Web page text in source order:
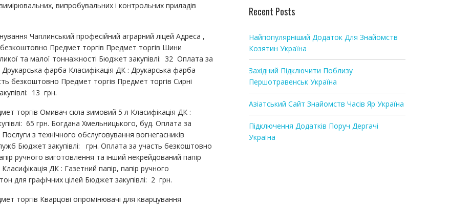
випробувальних і контрольних приладів
Чаплинський професійний аграрний ліцей Адреса ,
Предмет торгів Предмет торгів Шини
та малої тоннажності Бюджет закупівлі: 32 Оплата за
фарба Класифікація ДК : Друкарська фарба
безкоштовно Предмет торгів Предмет торгів Сирні
13 грн.
торгів Омивач скла зимовий 5 л Класифікація ДК :
65 грн. Богдана Хмельницького, буд. Оплата за
з технічного обслуговування вогнегасників
Бюджет закупівлі: грн. Оплата за участь безкоштовно
ручного виготовлення та інший некрейдований папір
ДК : Газетний папір, папір ручного
для графічних цілей Бюджет закупівлі: 2 грн.
торгів Кварцові опромінювачі для кварцування
Recent Posts
Найпопулярніший Додаток Для Знайомств
Козятин Україна
Західний Підключити Поблизу
Першотравенськ Україна
Азіатський Сайт Знайомств Часів Яр Україна
Підключення Додатків Поруч Дергачі
Україна